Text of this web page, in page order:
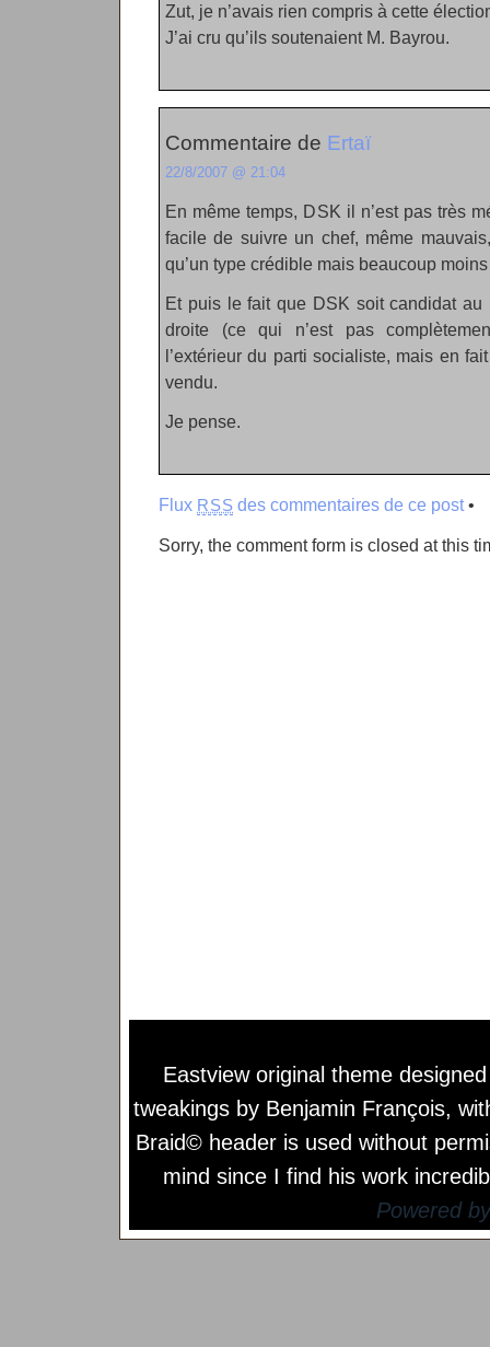
Zut, je n’avais rien compris à cette
J’ai cru qu’ils soutenaient M. Bayrou.
Commentaire de Ertaï
22/8/2007 @ 21:04
En même temps, DSK il n’est pas très
facile de suivre un chef, même
qu’un type crédible mais beaucoup
Et puis le fait que DSK soit candidat au
droite (ce qui n’est pas
l’extérieur du parti socialiste, mais en
vendu.
Je pense.
Flux RSS des commentaires de ce post•
Sorry, the comment form is closed at this
Eastview original theme
tweakings by Benjamin François,
Braid© header is used without
mind since I find his work
Powered